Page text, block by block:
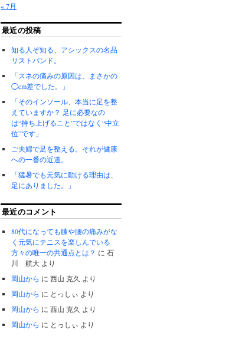
« 7月
最近の投稿
知る人ぞ知る、アシックスの名品
リストバンド。
「スネの痛みの原因は、まさかの
◯cm差でした。」
「そのインソール、本当に足を整
えていますか？ 足に必要なの
は“持ち上げること”ではなく“中立
位”です」
ご夫婦で足を整える。それが健康
への一番の近道。
「猛暑でも元気に動ける理由は、
足にありました。」
最近のコメント
80代になっても膝や腰の痛みがな
く元気にテニスを楽しんでいる
方々の唯一の共通点とは？ に石
川 航大 より
岡山から に西山 克久 より
岡山から に とっしぃ より
岡山から に西山 克久 より
岡山から に とっしぃ より